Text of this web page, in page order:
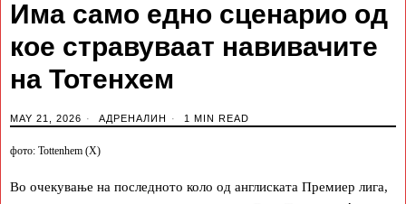
Има само едно сценарио од
кое стравуваат навивачите
на Тотенхем
MAY 21, 2026 АДРЕНАЛИН 1 MIN READ
фото: Tottenhem (X)
Во очекување на последното коло од англиската Премиер лига,